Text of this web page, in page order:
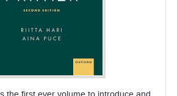
the first ever volume to introduce and
in a balanced manner side by side,
to data acquisition, ...
Papel: